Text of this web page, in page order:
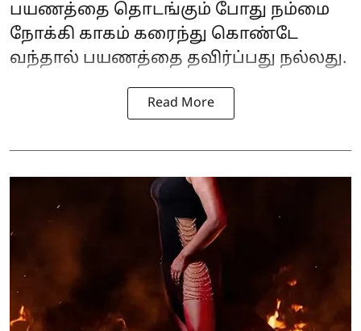
பயணத்தை தொடங்கும் போது நம்மை
நோக்கி காகம் கரைந்து கொண்டே
வந்தால் பயணத்தை தவிர்ப்பது நல்லது.
Read More